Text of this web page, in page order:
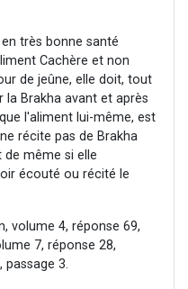
très bonne santé
Cachère et non
de jeûne, elle doit, tout
la Brakha avant et après
l'aliment lui-même, est
récite pas de Brakha
même si elle
écouté ou récité le
volume 4, réponse 69,
7, réponse 28,
passage 3.